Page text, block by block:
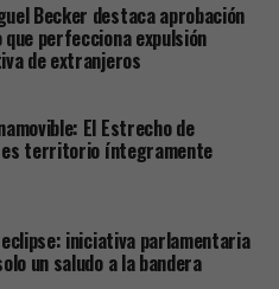
Becker destaca aprobación
perfecciona expulsión
de extranjeros
El Estrecho de
es territorio íntegramente
iniciativa parlamentaria
un saludo a la bandera